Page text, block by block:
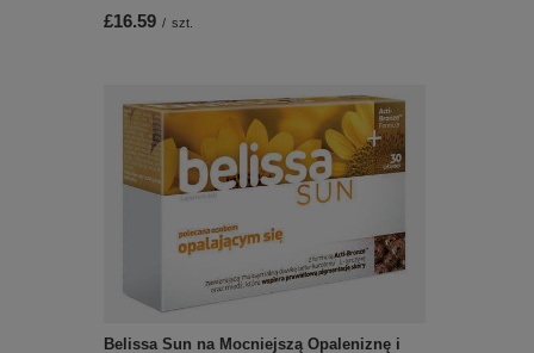
£16.59 / szt.
Belissa Sun na Mocniejszą Opaleniznę i